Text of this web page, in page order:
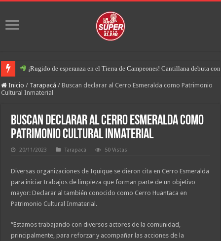
¡Rugido de esperanza en el Tierra de Campeones! Cantillana debuta
Inicio / Tarapacá / Buscan declarar al Cerro Esmeralda como Patrimonio
Cultural Inmaterial
Buscan declarar al Cerro Esmeralda como
Patrimonio Cultural Inmaterial
20/11/2023 Tarapacá 50 Vistas
Diversas organizaciones de Iquique se dieron cita en Cerro Esmeralda
para iniciar trabajos de limpieza que forman parte de un objetivo
mayor: Declarar al también conocido como Cerro Huantaca en
Patrimonio Cultural Inmaterial.
“Estamos trabajando con diversos actores de la comunidad,
principalmente, para reforzar y acompañar las acciones de la